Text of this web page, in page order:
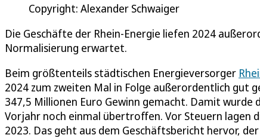
Copyright: Alexander Schwaiger
Die Geschäfte der Rhein-Energie liefen 2024
Normalisierung erwartet.
Beim größtenteils städtischen Energieversorger
2024 zum zweiten Mal in Folge außerordentlich gut
347,5 Millionen Euro Gewinn gemacht. Damit wurde
Vorjahr noch einmal übertroffen. Vor Steuern lagen
2023. Das geht aus dem Geschäftsbericht hervor,